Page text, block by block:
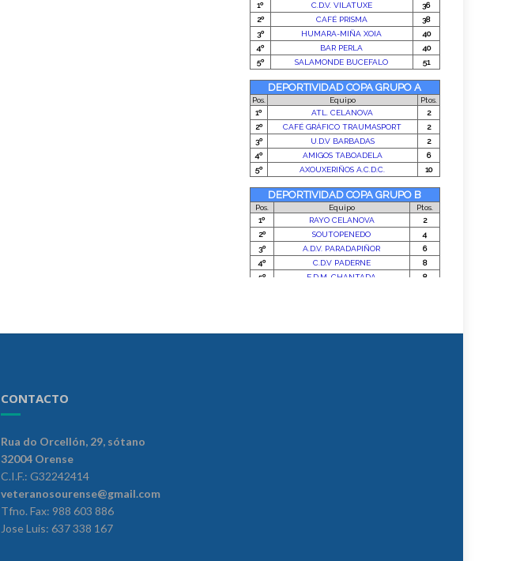
CONTACTO
Rua do Orcellón, 29, sótano
32004 Orense
C.I.F.: G32242414
veteranosourense@gmail.com
Tfno. Fax: 988 603 886
Jose Luis: 637 338 167